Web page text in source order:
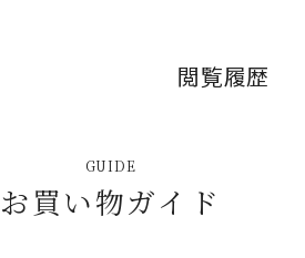
閲覧履歴
GUIDE
お買い物ガイド